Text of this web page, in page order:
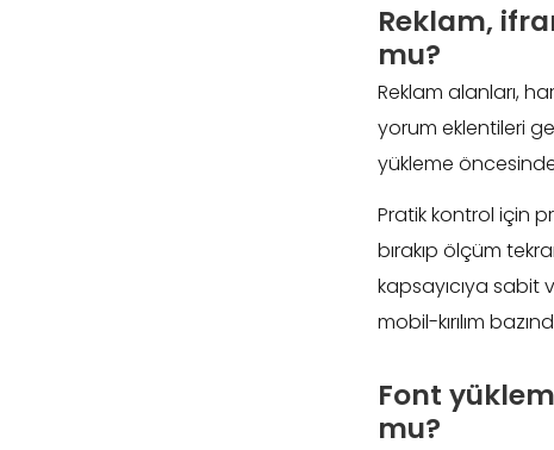
Reklam,
mu?
Reklam alanları,
yorum eklentileri
yükleme öncesinde
Pratik kontrol için
bırakıp ölçüm
kapsayıcıya sabit
mobil-kırılım
Font
mu?